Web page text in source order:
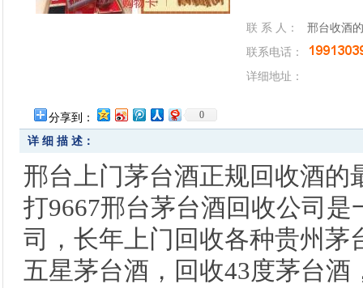
分享到： 0
联 系 人：
邢台收酒的
联系电话：
详细地址：
详 细 描 述：
邢台上门茅台酒正规回收酒的
打9667邢台茅台酒回收公司
司，长年上门回收各种贵州茅
五星茅台酒，回收43度茅台